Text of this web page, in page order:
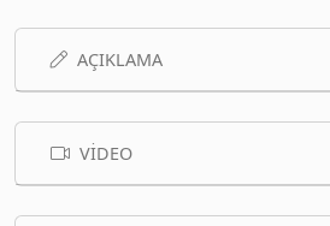
AÇIKLAMA
VIDEO